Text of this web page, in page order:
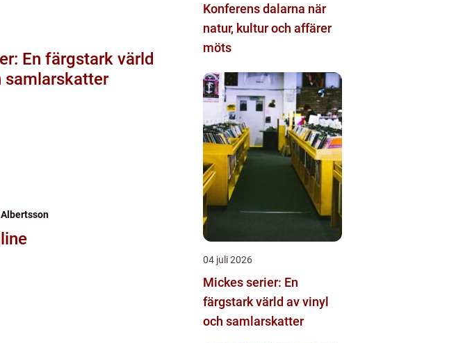
En färgstark värld
samlarskatter
Konferens dalarna när
natur, kultur och affärer
möts
04 juli 2026
Mickes serier: En
färgstark värld av vinyl
och samlarskatter